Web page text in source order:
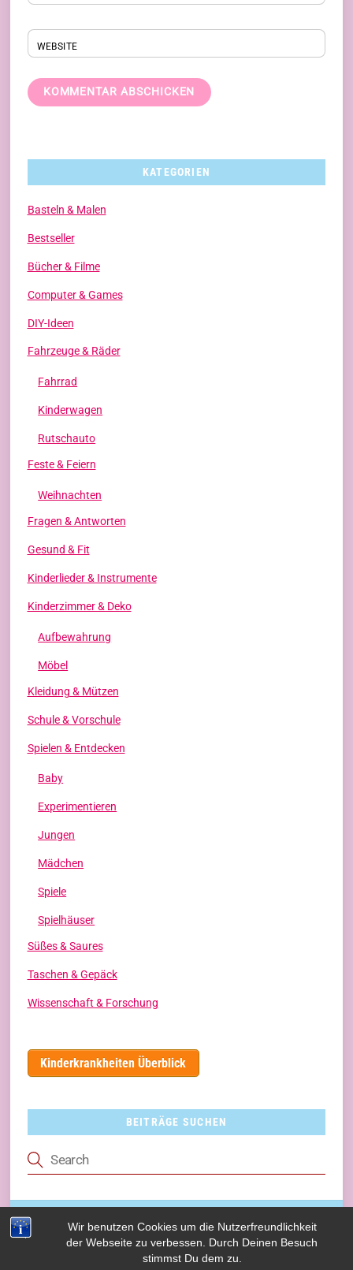
Wir benutzen Cookies um die Nutzerfreundlichkeit
der Webseite zu verbessen. Durch Deinen Besuch
stimmst Du dem zu.
WEBSITE
KATEGORIEN
Basteln & Malen
Bestseller
Bücher & Filme
Computer & Games
DIY-Ideen
Fahrzeuge & Räder
Fahrrad
Kinderwagen
Rutschauto
Feste & Feiern
Weihnachten
Fragen & Antworten
Gesund & Fit
Kinderlieder & Instrumente
Kinderzimmer & Deko
Aufbewahrung
Möbel
Kleidung & Mützen
Schule & Vorschule
Spielen & Entdecken
Baby
Experimentieren
Jungen
Mädchen
Spiele
Spielhäuser
Süßes & Saures
Taschen & Gepäck
Wissenschaft & Forschung
Kinderkrankheiten Überblick
BEITRÄGE SUCHEN
(c) 2017 Kindskopp.com - Alle Rechte vorbehalten